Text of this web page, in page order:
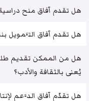
هل تقدم آفاق منح
هل تقدم آفاق التَّمويل بنسبة 100 ٪
هل من الممكن تقديم
يُعنى بالثقافة والأدب؟
هل تقدّم آفاق الدَّعم